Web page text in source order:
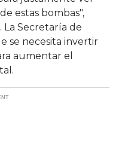
estas bombas",
Secretaría de
se necesita invertir
aumentar el